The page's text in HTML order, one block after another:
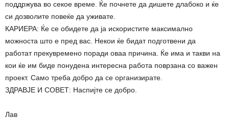
поддржува во секое време. Ќе почнете да дишете длабоко и ќе
си дозволите повеќе да уживате.
КАРИЕРА: Ќе се обидете да ја искористите максимално
можноста што е пред вас. Некои ќе бидат подготвени да
работат прекувремено поради оваа причина. Ќе има и такви на
кои ќе им биде понудена интересна работа поврзана со важен
проект. Само треба добро да се организирате.
ЗДРАВЈЕ И СОВЕТ: Наспијте се добро.
Лав